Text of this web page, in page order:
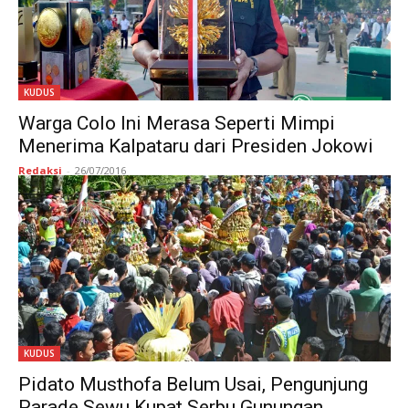
KUDUS
Warga Colo Ini Merasa Seperti Mimpi
Menerima Kalpataru dari Presiden Jokowi
Redaksi - 26/07/2016
KUDUS
Pidato Musthofa Belum Usai, Pengunjung